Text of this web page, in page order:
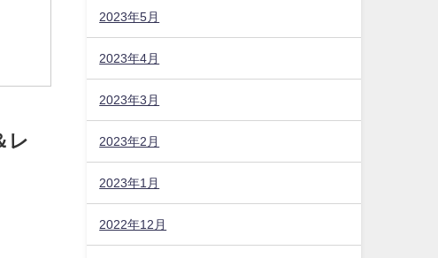
2023年5月
2023年4月
2023年3月
2023年2月
2023年1月
2022年12月